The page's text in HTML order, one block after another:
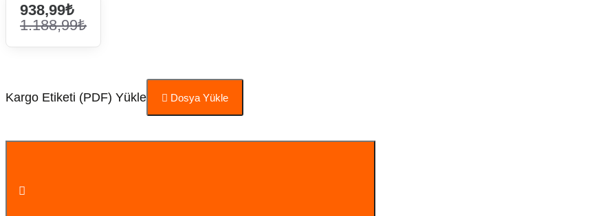
938,99₺
1.188,99₺
Kargo Etiketi (PDF) Yükle Dosya Yükle